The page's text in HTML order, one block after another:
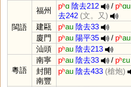
閩語
福州
pʰɑ 陰去212 / pʰɑu
去242 (文。又)
建甌
pʰau 陰去33
廈門
pʰau 陽平35 / pʰau
汕頭
pʰau 陰去213
粵語
南寧 pʰau 陰去33 / pʰɛu
封開
南豐
pʰau 陰去433 (槍炮)